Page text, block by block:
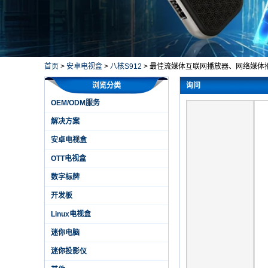
首页 > 安卓电视盒 > 八核S912 > 最佳流媒体互联网播放器、网络媒体
浏览分类
OEM/ODM服务
解决方案
安卓电视盒
OTT电视盒
数字标牌
开发板
Linux电视盒
迷你电脑
迷你投影仪
询问